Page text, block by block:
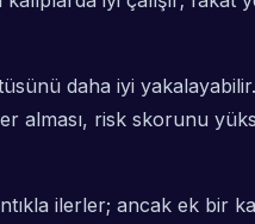
daha iyi
alması, risk skorunu
ilerler; ancak ek bir